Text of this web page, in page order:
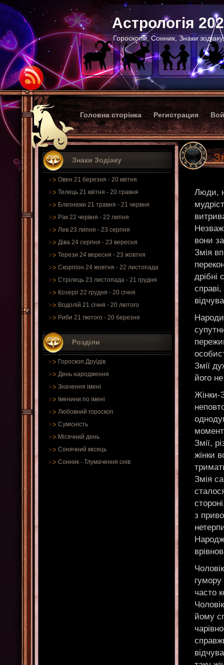
Астрологія
Гороскопи, Сонник, Знаки
Головна сторінка Регистрация
Знаки Зодіаку
Овен 21 березня - 20 квітня
Телець 21 квітня - 20 травня
Близнюки 21 травня - 21 червня
Рак 22 червня - 22 липня
Лев 23 липня - 23 серпня
Діва 24 серпня - 23 вересня
Терези 24 вересня - 23 жовтня
Скорпіон 24 жовтня - 22 листопада
Стрілець 23 листопада - 21 грудня
Козеріг 22 грудня - 20 січня
Водолій 21 січня - 20 лютого
Риби 21 лютого - 20 березня
Розділи
Гороскоп Друїдів
День народження
Значення імені
Іменини по імені
Любовний гороскоп
Сумісність
Місячний день
Сонячний місяць
Сонник - Тлумачення снів
Люди,
вони
Змія
дрібні
Змії
його
Жінки-
Змії,
жінки
Змія
з
часто
йому